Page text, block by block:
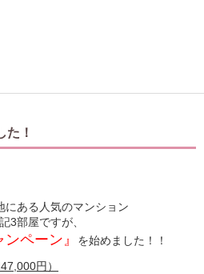
た！
にある人気のマンション
3部屋ですが、
ペーン』 を始めました！！
円）